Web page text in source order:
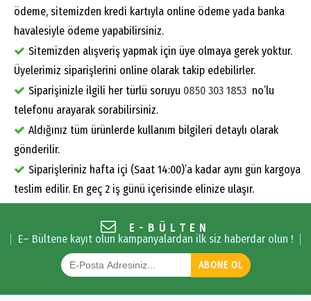
ödeme, sitemizden kredi kartıyla online ödeme yada banka
havalesiyle ödeme yapabilirsiniz.
Sitemizden alışveriş yapmak için üye olmaya gerek yoktur.
Üyelerimiz siparişlerini online olarak takip edebilirler.
Siparişinizle ilgili her türlü soruyu 0850 303 1853 no’lu
telefonu arayarak sorabilirsiniz.
Aldığınız tüm ürünlerde kullanım bilgileri detaylı olarak
gönderilir.
Siparişleriniz hafta içi (Saat 14:00)’a kadar aynı gün kargoya
teslim edilir. En geç 2 iş günü içerisinde elinize ulaşır.
E-BÜLTEN
E– Bültene kayıt olun kampanyalardan ilk siz haberdar olun !
ABONE OL